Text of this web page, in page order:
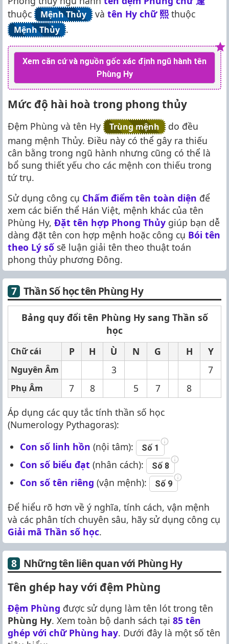
thuộc
Mệnh Thủy và tên Hy chữ 熙 thuộc
Mệnh Thủy .
Xem căn cứ và nguồn gốc xác định ngũ hành tên
Phùng Hy
Mức độ hài hoà trong phong thủy
Đệm Phùng và tên Hy Trùng mệnh
do đều
mang mệnh Thủy. Điều này có thể gây ra thiếu
cân bằng trong ngũ hành nhưng cũng có thể là
bổ sung thiết yếu cho các mệnh con thiếu trong
tứ trụ.
Sử dụng công cụ Chấm điểm tên toàn diện để
xem các biến thể Hán Việt, mệnh khác của tên
Phùng Hy, Đặt tên hợp Phong Thủy giúp bạn dễ
dàng đặt tên con hợp mệnh hoặc công cụ Bói tên
theo Lý số sẽ luận giải tên theo thuật toán
phong thủy phương Đông.
Thần Số học tên Phùng Hy
Bảng quy đổi tên Phùng Hy sang Thần số
học
Chữ cái P H Ù N G H Y
Nguyên Âm 3 7
Phụ Âm 7 8 5 7
8
Áp dụng các quy tắc tính thần số học
(Numerology Pythagoras):
Con số linh hồn (nội tâm): Số 1
Con số biểu đạt (nhân cách): Số 8
Con số tên riêng (vận mệnh): Số 9
Để hiểu rõ hơn về ý nghĩa, tính cách, vận mệnh
và các phân tích chuyên sâu, hãy sử dụng công cụ
Giải mã Thần số học.
Những tên liên quan với Phùng Hy
Tên ghép hay với đệm Phùng
Đệm Phùng được sử dụng làm tên lót trong tên
Phùng Hy. Xem toàn bộ danh sách tại 85 tên
ghép với chữ Phùng hay. Dưới đây là một số tên